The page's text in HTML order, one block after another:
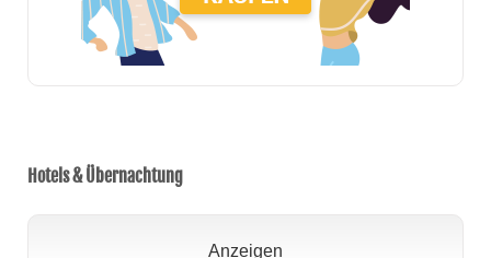
Hotels & Übernachtung
Anzeigen